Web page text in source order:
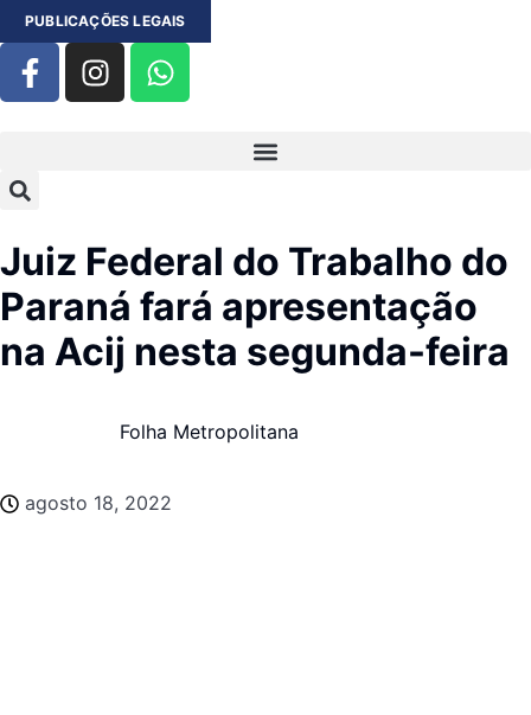
PUBLICAÇÕES LEGAIS
Juiz Federal do Trabalho do
Paraná fará apresentação
na Acij nesta segunda-feira
Folha Metropolitana
agosto 18, 2022